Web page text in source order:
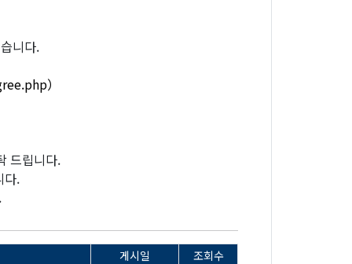
니다.
）
드립니다.
다.
게시일
조회수